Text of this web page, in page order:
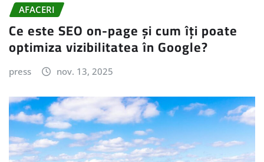
AFACERI
Ce este SEO on-page și cum îți poate
optimiza vizibilitatea în Google?
press nov. 13, 2025